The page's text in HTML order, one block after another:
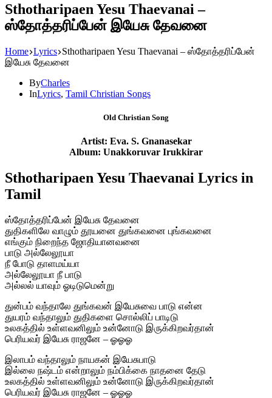
Sthotharipaen Yesu Thaevanai –
ஸ்தோத்தரிப்பேன் இயேசு தேவனை
Home Lyrics Sthotharipaen Yesu Thaevanai – ஸ்தோத்தரிப்பேன்
இயேசு தேவனை
ByCharles
InLyrics, Tamil Christian Songs
Old Christian Song
Artist: Eva. S. Gnanasekar
Album: Unakkoruvar Irukkirar
Sthotharipaen Yesu Thaevanai Lyrics in
Tamil
ஸ்தோத்தரிப்பேன் இயேசு தேவனை
துதிகளிலே வாழும் தூயனை துங்கவனை புங்கவனை
எங்கும் நிறைந்த ஜோதியானவனை
பாடு அல்லேலூயா
நீ போடு தாளமய்யா
அல்லேலூயா நீ பாடு
அல்லல் யாவும் ஓடிடுமென்று
துன்பம் வந்தாலே துங்கவன் இயேசுவை பாடு என்ன
துயரம் வந்தாலும் துதிகளை சொல்லிப் பாடிடு
உலகத்தில் உள்ளவனிலும் உன்னோடு இருக்கிறவர்தான்
பெரியவர் இயேசு ராஜனே – ஓஓஓ
இலாபம் வந்தாலும் நாயகன் இயேசுபாடு
இல்லை நஷ்டம் என்றாலும் நம்பிக்கை நாதனை தேடு
உலகத்தில் உள்ளவனிலும் உன்னோடு இருக்கிறவர்தான்
பெரியவர் இயேசு ராஜனே – ஓஓஓ